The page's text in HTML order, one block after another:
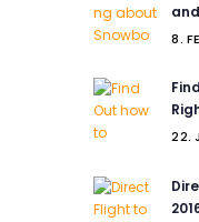
8.
22.